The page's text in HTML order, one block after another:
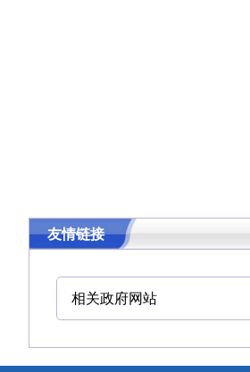
友情链接
相关政府网站
中华人民共和国交通运输部